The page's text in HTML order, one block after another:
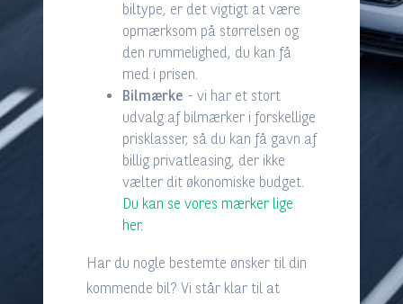
biltype, er det vigtigt at være
opmærksom på størrelsen og
den rummelighed, du kan få
med i prisen.
Bilmærke - vi har et stort
udvalg af bilmærker i forskellige
prisklasser, så du kan få gavn af
billig privatleasing, der ikke
vælter dit økonomiske budget.
Du kan se vores mærker lige
her.
Har du nogle bestemte ønsker til din
kommende bil? Vi står klar til at